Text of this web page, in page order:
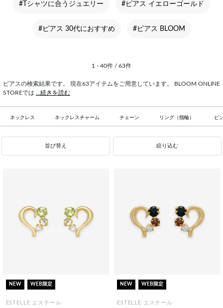
#Tシャツに合うジュエリー #ピアス イエローゴールド
#ピアス 30代におすすめ #ピアス BLOOM
1 - 40件 / 63件
ピアスの検索結果です。 現在63アイテムをご用意しています。 BLOOM ONLINE
STOREでは ...続きを読む
ネックレス ネックレスチャーム チェーン リング（指輪） ピ
並び替え 絞り込む
NEW WEB限定
ESTELLE エステール
NEW WEB限定
ESTELLE エステール